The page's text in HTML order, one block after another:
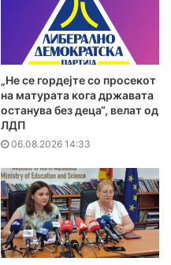
„Не се гордејте со просекот
на матурата кога државата
останува без деца“, велат од
ЛДП
06.08.2026 14:33